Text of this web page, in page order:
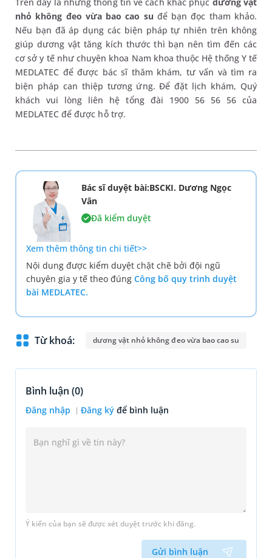
nhỏ không đeo vừa bao cao su để bạn đọc tham khảo.
Nếu bạn đã áp dụng các biện pháp tự nhiên trên không
giúp dương vật tăng kích thước thì bạn nên tìm đến các
cơ sở y tế như chuyên khoa Nam khoa thuộc Hệ thống Y tế
MEDLATEC để được bác sĩ thăm khám, tư vấn và tìm ra
biện pháp can thiệp tương ứng. Để đặt lịch khám, Quý
khách vui lòng liên hệ tổng đài 1900 56 56 56 của
MEDLATEC để được hỗ trợ.
Bác sĩ duyệt bài:BSCKI. Dương Ngọc
Vân
Đã kiểm duyệt
Xem thêm thông tin chi tiết>>
Nội dung được kiểm duyệt chặt chẽ bởi đội ngũ
chuyên gia y tế theo đúng Công bố quy trình duyệt
bài MEDLATEC.
Từ khoá: dương vật nhỏ không đeo vừa bao cao su
Bình luận (0)
Đăng nhập Đăng ký để bình luận
Ý kiến của bạn sẽ được xét duyệt trước khi đăng.
Gửi bình luận